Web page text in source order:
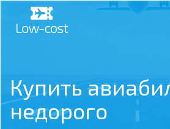
Купить
недорого